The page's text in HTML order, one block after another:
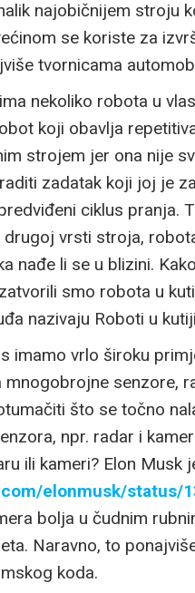
najobičnijem stroju
se koriste za
tvornicama
nekoliko robota u
koji obavlja
strojem jer ona nije
zadatak koji joj je
ciklus pranja.
drugoj vrsti stroja,
nađe li se u blizini.
smo robota u
nazivaju Roboti u
imamo vrlo široku
mnogobrojne senzore,
što se točno
npr. radar i
ili kameri? Elon Musk
elonmusk/status/
bolja u čudnim
Naravno, to
koda.